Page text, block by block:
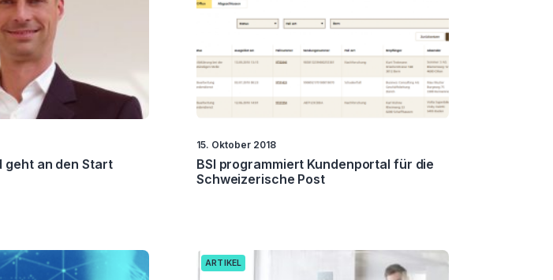
geht an den Start
15. Oktober 2018
BSI programmiert Kundenportal für die
Schweizerische Post
ARTIKEL